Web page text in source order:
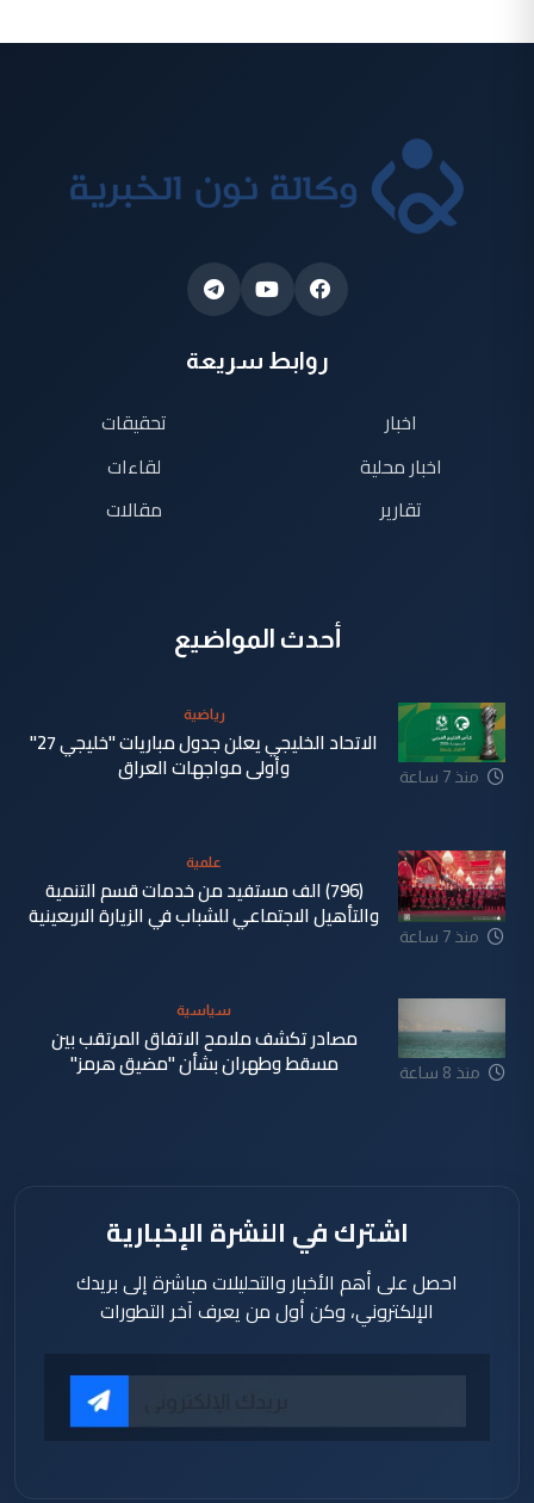
روابط سريعة
اخبار
اخبار محلية
تقارير
تحقيقات
لقاءات
مقالات
أحدث المواضيع
منذ 7 ساعة
رياضية
الاتحاد الخليجي يعلن جدول مباريات "خليجي 27"
وأولى مواجهات العراق
منذ 7 ساعة
علمية
(796) الف مستفيد من خدمات قسم التنمية
والتأهيل الاجتماعي للشباب في الزيارة الاربعينية
منذ 8 ساعة
سياسية
مصادر تكشف ملامح الاتفاق المرتقب بين
مسقط وطهران بشأن "مضيق هرمز"
اشترك في النشرة الإخبارية
احصل على أهم الأخبار والتحليلات مباشرة إلى بريدك
الإلكتروني، وكن أول من يعرف آخر التطورات